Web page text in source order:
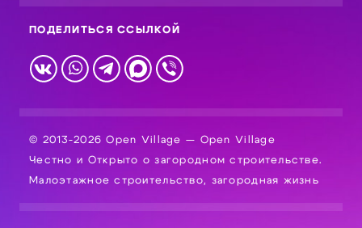
ПОДЕЛИТЬСЯ ССЫЛКОЙ
© 2013-2026 Open Village — Open Village
Честно и Открыто о загородном строительстве.
Малоэтажное строительство, загородная жизнь